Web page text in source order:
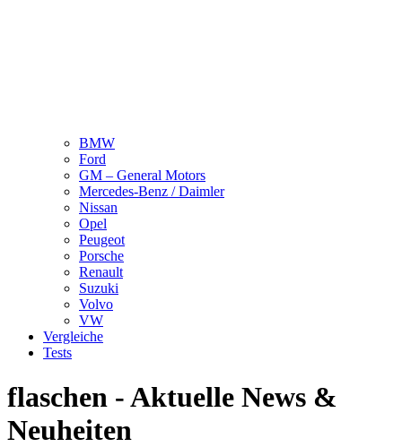
BMW
Ford
GM – General Motors
Mercedes-Benz / Daimler
Nissan
Opel
Peugeot
Porsche
Renault
Suzuki
Volvo
VW
Vergleiche
Tests
flaschen - Aktuelle News &
Neuheiten